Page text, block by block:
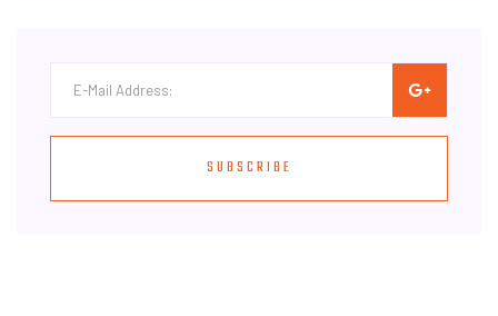
SUBSCRIBE